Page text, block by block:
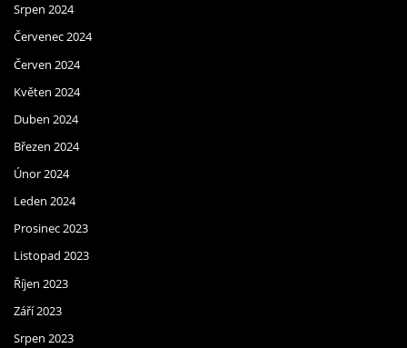
Srpen 2024
Červenec 2024
Červen 2024
Květen 2024
Duben 2024
Březen 2024
Únor 2024
Leden 2024
Prosinec 2023
Listopad 2023
Říjen 2023
Září 2023
Srpen 2023